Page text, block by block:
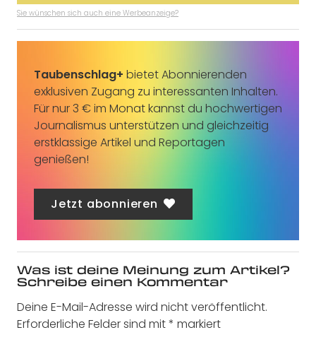
Sie wünschen sich auch eine Werbeanzeige?
Taubenschlag+ bietet Abonnierenden
exklusiven Zugang zu interessanten Inhalten.
Für nur 3 € im Monat kannst du hochwertigen
Journalismus unterstützen und gleichzeitig
erstklassige Artikel und Reportagen
genießen!
Jetzt abonnieren
Was ist deine Meinung zum Artikel?
Schreibe einen Kommentar
Deine E-Mail-Adresse wird nicht veröffentlicht.
Erforderliche Felder sind mit* markiert